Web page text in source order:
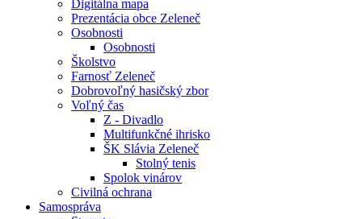
Digitálna mapa
Prezentácia obce Zeleneč
Osobnosti
Osobnosti
Školstvo
Farnosť Zeleneč
Dobrovoľný hasičský zbor
Voľný čas
Z - Divadlo
Multifunkčné ihrisko
ŠK Slávia Zeleneč
Stolný tenis
Spolok vinárov
Civilná ochrana
Samospráva